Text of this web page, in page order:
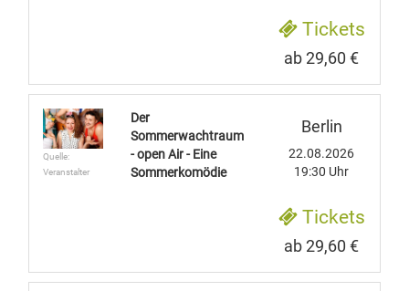
Tickets
ab 29,60 €
Quelle:
Veranstalter
Der
Sommerwachtraum
- open Air - Eine
Sommerkomödie
Berlin
22.08.2026
19:30 Uhr
Tickets
ab 29,60 €